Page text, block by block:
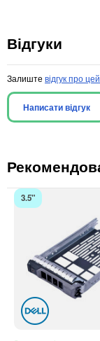
Відгуки
Залиште відгук про
Написати відгук
3.5"